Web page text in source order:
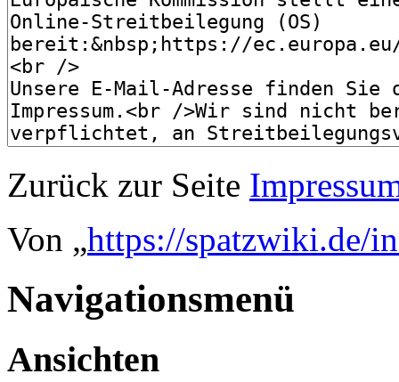
Zurück zur Seite
Von „https://spatzwiki.de/
Navigationsmenü
Ansichten